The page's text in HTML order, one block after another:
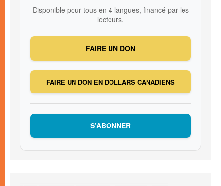
Disponible pour tous en 4 langues, financé par les
lecteurs.
FAIRE UN DON
FAIRE UN DON EN DOLLARS CANADIENS
S’ABONNER